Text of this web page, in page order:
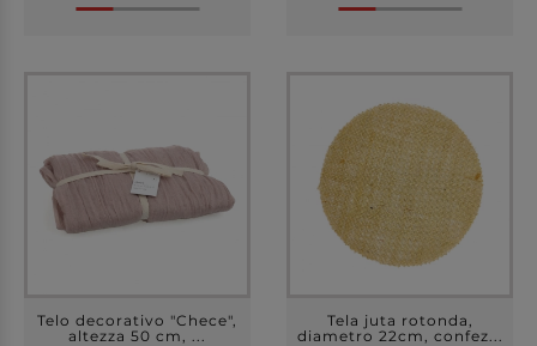
Telo decorativo "Chece",
altezza 50 cm, ...
Tela juta rotonda,
diametro 22cm, confez...